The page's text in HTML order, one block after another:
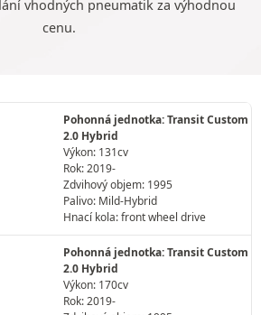
vhodných pneumatik za výhodnou
cenu.
Pohonná jednotka: Transit Custom
2.0 Hybrid
Výkon: 131cv
Rok: 2019-
Zdvihový objem: 1995
Palivo: Mild-Hybrid
Hnací kola: front wheel drive
Pohonná jednotka: Transit Custom
2.0 Hybrid
Výkon: 170cv
Rok: 2019-